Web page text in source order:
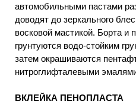
автомобильными пастами
доводят до зеркального
восковой мастикой. Борта и
грунтуются водо-стойким
затем окрашиваются
нитроглифталевыми
ВКЛЕЙКА ПЕНОПЛАСТА